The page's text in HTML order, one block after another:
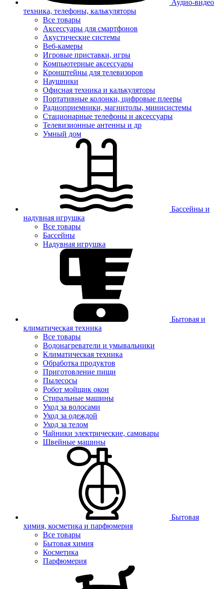
Аудио-видео
техника, телефоны, калькуляторы
Все товары
Аксессуары для смартфонов
Акустические системы
Веб-камеры
Игровые приставки, игры
Компьютерные аксессуары
Кронштейны для телевизоров
Наушники
Офисная техника и калькуляторы
Портативные колонки, цифровые плееры
Радиоприемники, магнитолы, минисистемы
Стационарные телефоны и аксессуары
Телевизионные антенны и др
Умный дом
Бассейны и
надувная игрушка
Все товары
Бассейны
Надувная игрушка
Бытовая и
климатическая техника
Все товары
Водонагреватели и умывальники
Климатическая техника
Обработка продуктов
Приготовление пищи
Пылесосы
Робот мойщик окон
Стиральные машины
Уход за волосами
Уход за одеждой
Уход за телом
Чайники электрические, самовары
Швейные машины
Бытовая
химия, косметика и парфюмерия
Все товары
Бытовая химия
Косметика
Парфюмерия